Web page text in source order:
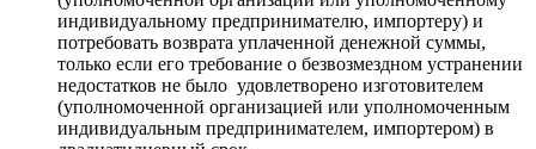
индивидуальному предпринимателю, импортеру) и
потребовать возврата уплаченной денежной суммы,
только если его требование о безвозмездном устранении
недостатков не было удовлетворено изготовителем
(уполномоченной организацией или уполномоченным
индивидуальным предпринимателем, импортером) в